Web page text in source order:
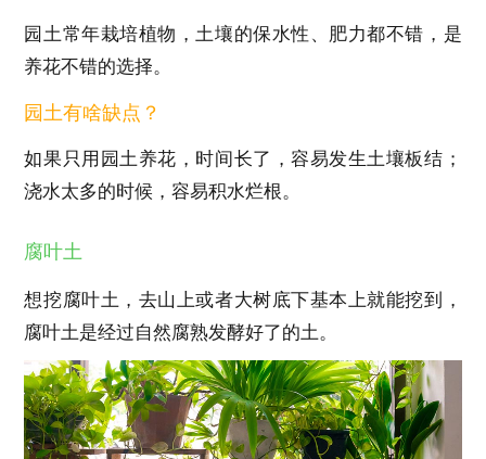
园土常年栽培植物，土壤的保水性、肥力都不错，是
养花不错的选择。
园土有啥缺点？
如果只用园土养花，时间长了，容易发生土壤板结；
浇水太多的时候，容易积水烂根。
腐叶土
想挖腐叶土，去山上或者大树底下基本上就能挖到，
腐叶土是经过自然腐熟发酵好了的土。